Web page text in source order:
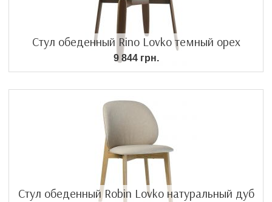
Стул обеденный Rino Lovko темный орех
9 844 грн.
Стул обеденный Robin Lovko натуральный дуб